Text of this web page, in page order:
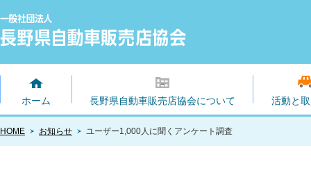
ホーム 長野県自動車販売店協会について 活動と
HOME お知らせ ユーザー1,000人に聞くアンケート調査